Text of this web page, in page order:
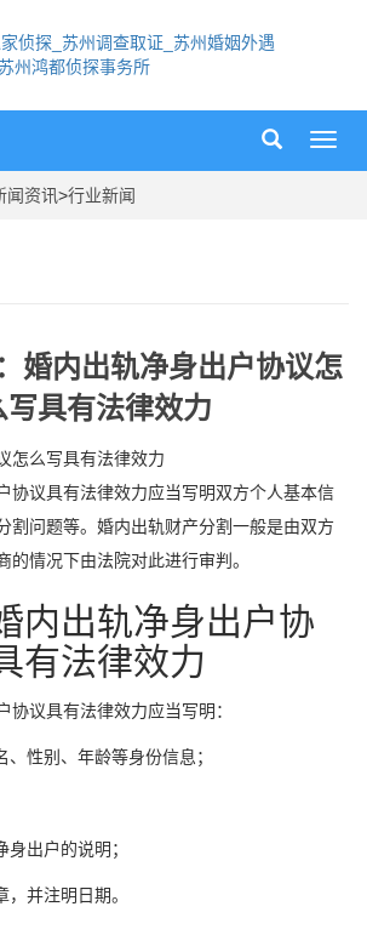
导
闻资讯>行业新闻
婚内出轨净身出户协议怎
写具有法律效力
怎么写具有法律效力
议具有法律效力应当写明双方个人基本信
割问题等。婚内出轨财产分割一般是由双方
的情况下由法院对此进行审判。
出轨净身出户协
有法律效力
议具有法律效力应当写明：
性别、年龄等身份信息；
出户的说明；
并注明日期。